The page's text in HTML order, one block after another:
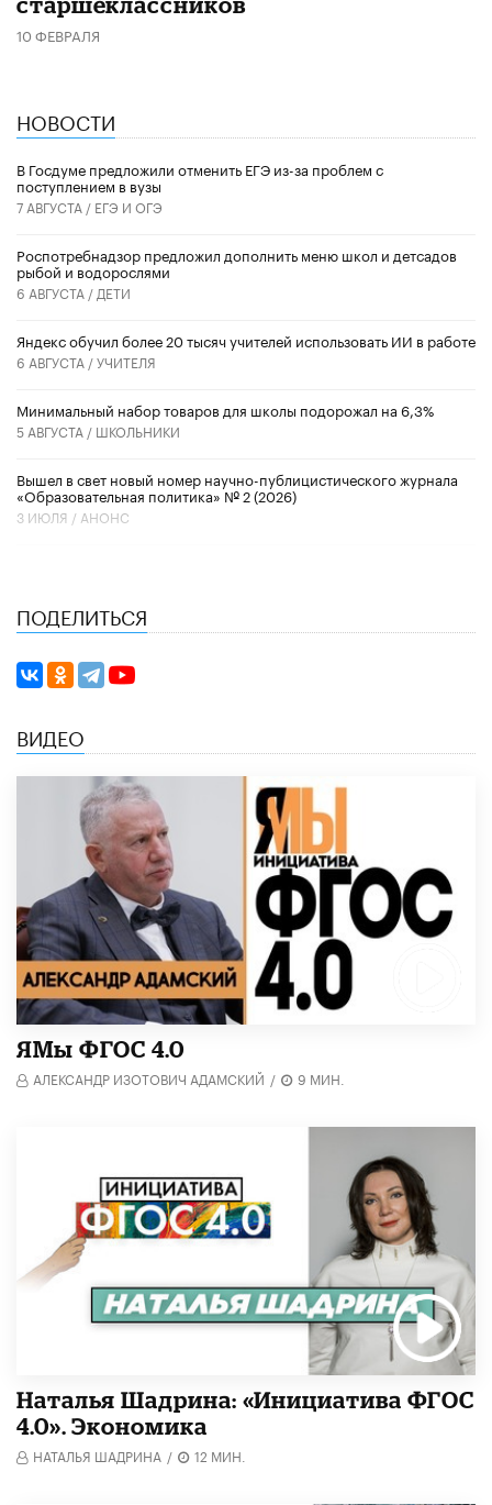
10 ФЕВРАЛЯ
НОВОСТИ
В Госдуме предложили отменить ЕГЭ из-за проблем с
поступлением в вузы
7 АВГУСТА / ЕГЭ И ОГЭ
Роспотребнадзор предложил дополнить меню школ и детсадов
рыбой и водорослями
6 АВГУСТА / ДЕТИ
​Яндекс обучил более 20 тысяч учителей использовать ИИ в работе
6 АВГУСТА /УЧИТЕЛЯ
Минимальный набор товаров для школы подорожал на 6,3%
5 АВГУСТА / ШКОЛЬНИКИ
Вышел в свет новый номер научно-публицистического журнала
«Образовательная политика» № 2 (2026)
3 ИЮЛЯ / АНОНС
ПОДЕЛИТЬСЯ
ВИДЕО
​ЯМы ФГОС 4.0
АЛЕКСАНДР ИЗОТОВИЧ АДАМСКИЙ / 9 МИН.
Наталья Шадрина: «Инициатива ФГОС
4.0». Экономика
НАТАЛЬЯ ШАДРИНА / 12 МИН.